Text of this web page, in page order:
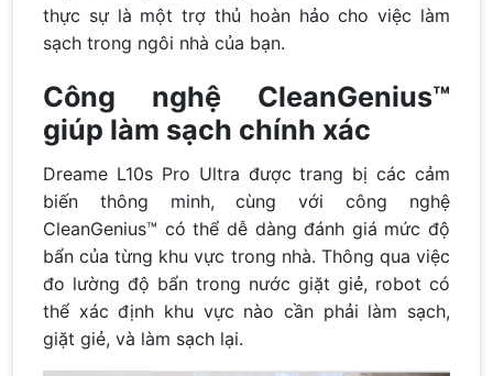
thực sự là một trợ thủ hoàn hảo cho việc làm
sạch trong ngôi nhà của bạn.
Công nghệ CleanGenius™
giúp làm sạch chính xác
Dreame L10s Pro Ultra được trang bị các cảm
biến thông minh, cùng với công nghệ
CleanGenius™ có thể dễ dàng đánh giá mức độ
bẩn của từng khu vực trong nhà. Thông qua việc
đo lường độ bẩn trong nước giặt giẻ, robot có
thể xác định khu vực nào cần phải làm sạch,
giặt giẻ, và làm sạch lại.